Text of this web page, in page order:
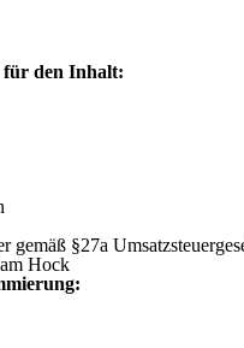
für den Inhalt:
gemäß §27a
Hock